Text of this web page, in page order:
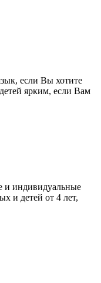
если Вы хотите
ярким, если Вам
и индивидуальные
и детей от 4 лет,